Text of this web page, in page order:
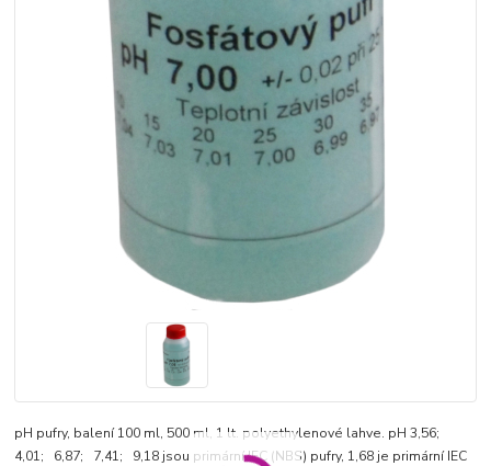
pH pufry, balení 100 ml, 500 ml, 1 lt. polyethylenové lahve. pH 3,56;
4,01; 6,87; 7,41; 9,18 jsou primární IEC (NBS) pufry, 1,68 je primární IEC